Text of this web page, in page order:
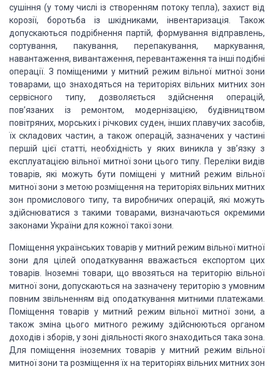
сушіння (у тому числі із створенням потоку тепла), захист від
корозії, боротьба із шкідниками, інвентаризація. Також
допускаються подрібнення партій, формування відправлень,
сортування, пакування, перепакування, маркування,
навантаження, вивантаження, перевантаження та інші подібні
операції. З поміщеними у митний режим вільної митної зони
товарами, що знаходяться на територіях вільних митних зон
сервісного типу, дозволяється здійснення операцій,
пов’язаних із ремонтом, модернізацією, будівництвом
повітряних, морських і річкових суден, інших плавучих засобів,
їх складових частин, а також операцій, зазначених у частині
першій цієї статті, необхідність у яких виникла у зв’язку з
експлуатацією вільної митної зони цього типу. Переліки видів
товарів, які можуть бути поміщені у митний режим вільної
митної зони з метою розміщення на територіях вільних митних
зон промислового типу, та виробничих операцій, які можуть
здійснюватися з такими товарами, визначаються окремими
законами України для кожної такої зони.
Поміщення українських товарів у митний режим вільної митної
зони для цілей оподаткування вважається експортом цих
товарів. Іноземні товари, що ввозяться на територію вільної
митної зони, допускаються на зазначену територію з умовним
повним звільненням від оподаткування митними платежами.
Поміщення товарів у митний режим вільної митної зони, а
також зміна цього митного режиму здійснюються органом
доходів і зборів, у зоні діяльності якого знаходиться така зона.
Для поміщення іноземних товарів у митний режим вільної
митної зони та розміщення їх на територіях вільних митних зон